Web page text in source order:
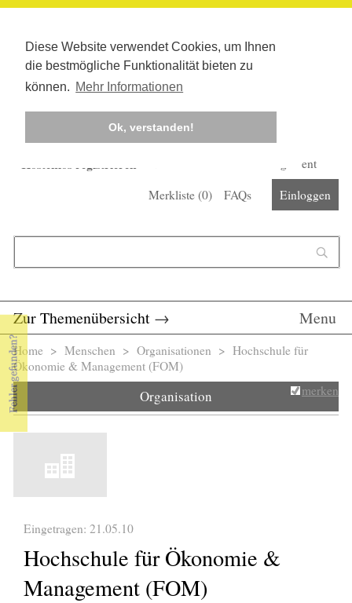
Diese Website verwendet Cookies, um Ihnen
die bestmögliche Funktionalität bieten zu
können. Mehr Informationen
Ok, verstanden!
Kostenlos registrieren
Corona-Management
Merkliste (0) FAQs Einloggen
Zur Themenübersicht → Menu
Sie sind hier
Home > Menschen > Organisationen > Hochschule für
Ökonomie & Management (FOM)
Organisation merken
Eingetragen: 21.05.10
Hochschule für Ökonomie &
Management (FOM)